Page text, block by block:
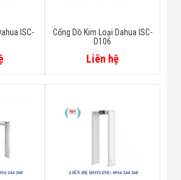
2014/30/EU
FCC: 47 CFR FCC Part 15, Subpart
ISC-
Cổng Dò Kim Loại Dahua ISC-
D106
Liên hệ